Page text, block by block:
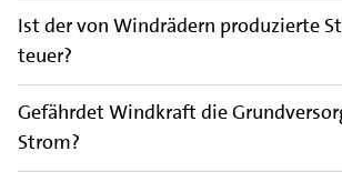
Ist der von Windrädern produzierte
teuer?
Gefährdet Windkraft die
Strom?